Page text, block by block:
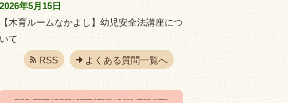
2026年5月15日
【木育ルームなかよし】幼児安全法講座につ
いて
RSS よくある質問一覧へ